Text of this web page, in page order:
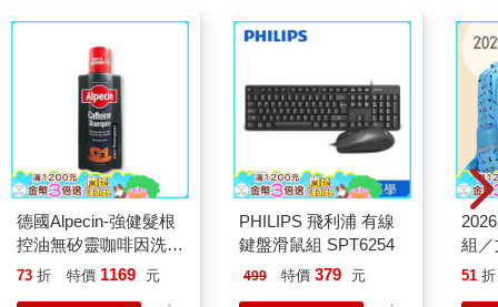
德國Alpecin-強健髮根
控油無矽靈咖啡因洗髮
凝露375ml/瓶-C1強健
73 折 特價 1169 元
PHILIPS 飛利浦 有線
鍵盤滑鼠組 SPT6254
499 特價 379 元
組
51 折